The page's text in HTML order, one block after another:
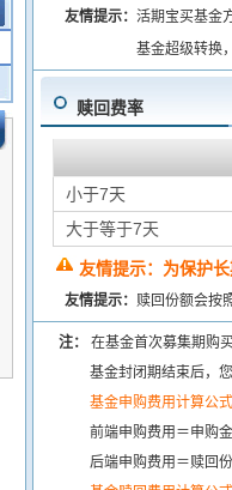
友情提示： 活期宝买基金
基金超级转换
赎回费率
小于7天
大于等于7天
友情提示：为保护
友情提示： 赎回份额会按
注： 在基金首次募集期购
基金封闭期结束后，
基金申购费用计算公式
前端申购费用＝申购
后端申购费用＝赎回